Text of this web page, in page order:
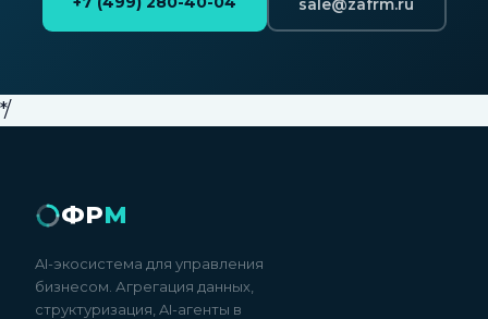
*/
ФРМ
AI-экосистема для управления
бизнесом. Агрегация данных,
структуризация, AI-агенты в